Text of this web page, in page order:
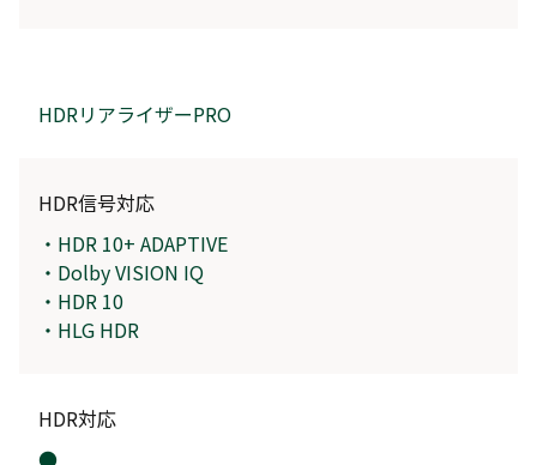
HDRリアライザーPRO
HDR信号対応
・HDR 10+ ADAPTIVE
・Dolby VISION IQ
・HDR 10
・HLG HDR
HDR対応
●